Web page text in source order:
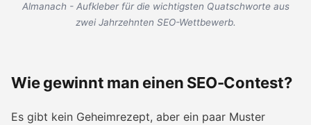
Almanach - Aufkleber für die wichtigsten Quatschworte aus
zwei Jahrzehnten SEO-Wettbewerb.
Wie gewinnt man einen SEO-Contest?
Es gibt kein Geheimrezept, aber ein paar Muster